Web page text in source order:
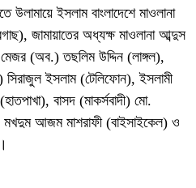
ইসলাম বাংলাদেশে মাওলানা
জামায়াতের অধ্যক্ষ মাওলানা আব্দুস
মেজর (অব.) তছলিম উদ্দিন (লাঙ্গল),
সিরাজুল ইসলাম (টেলিফোন), ইসলামী
বাসদ (মাকর্সবাদী) মো.
আজম মাশরাফী (বাইসাইকেল) ও